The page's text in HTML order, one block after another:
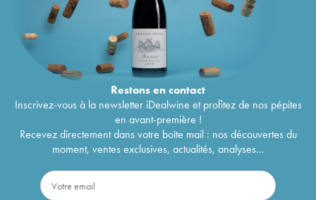
Restons encontact
Inscrivez-vous à la newsletter iDealwine et profitez de nos pépites
en avant-première !
Recevez directement dans votre boîte mail : nos découvertes du
moment, ventes exclusives, actualités, analyses...